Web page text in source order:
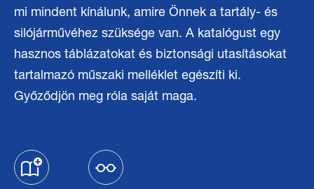
mi mindent kínálunk, amire Önnek a tartály- és
silójárművéhez szüksége van. A katalógust egy
hasznos táblázatokat és biztonsági utasításokat
tartalmazó műszaki melléklet egészíti ki.
Győződjön meg róla saját maga.